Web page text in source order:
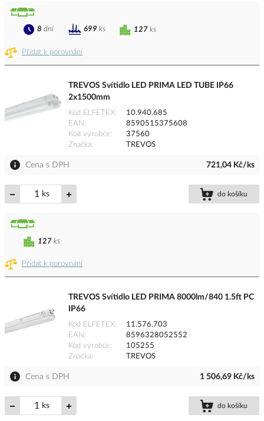
Přidat k porovnání
127 ks
8 dní 699 ks
TREVOS Svítidlo LED PRIMA LED TUBE IP66
2x1500mm
Kód ELFETEX
10.940.685
EAN
8590515375608
Kód výrobce
37560
Značka
TREVOS
Cena s DPH 721,04 Kč/ks
ks do košíku
Přidat k porovnání
127 ks
TREVOS Svítidlo LED PRIMA 8000lm/840 1.5ft PC
IP66
Kód ELFETEX
11.576.703
EAN
8596328052552
Kód výrobce
105255
Značka
TREVOS
Cena s DPH 1 506,69 Kč/ks
ks do košíku